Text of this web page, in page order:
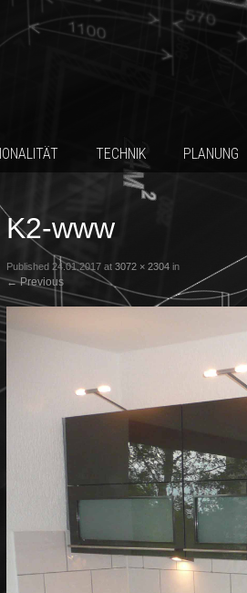
TECHNIK PLANUNG
K2-www
Published24.01.2017 at3072 × 2304 in
←Previous